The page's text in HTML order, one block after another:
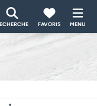
FAVORIS MENU